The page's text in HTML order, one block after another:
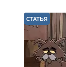
СТАТЬЯ